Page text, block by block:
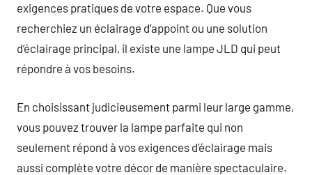
exigences pratiques de votre espace. Que vous
recherchiez un éclairage d’appoint ou une solution
d’éclairage principal, il existe une lampe JLD qui peut
répondre à vos besoins.
En choisissant judicieusement parmi leur large gamme,
vous pouvez trouver la lampe parfaite qui non
seulement répond à vos exigences d’éclairage mais
aussi complète votre décor de manière spectaculaire.